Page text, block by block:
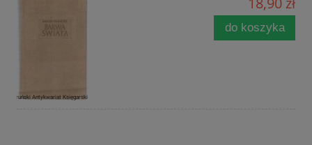
do koszyka